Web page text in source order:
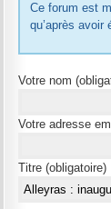
Ce forum est
qu’après avoir
Votre nom
Votre adresse
Titre (obligatoire)